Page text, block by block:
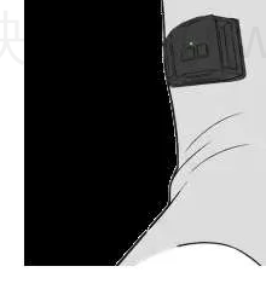
映维网（